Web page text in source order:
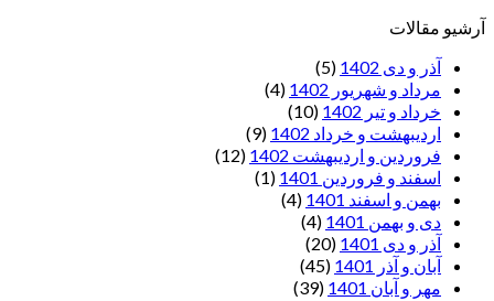
آرشیو مقالات
آذر و دی 1402
(5)
مرداد و شهریور 1402
(4)
خرداد و تیر 1402
(10)
اردیبهشت و خرداد 1402
(9)
فروردین و اردیبهشت 1402
(12)
اسفند و فروردین 1401
(1)
بهمن و اسفند 1401
(4)
دی و بهمن 1401
(4)
آذر و دی 1401
(20)
آبان و آذر 1401
(45)
مهر و آبان 1401
(39)